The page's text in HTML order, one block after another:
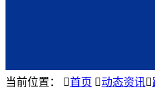
当前位置： 首页 动态资讯